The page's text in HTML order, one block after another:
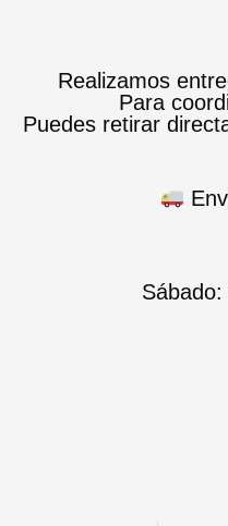
Realizamos
Para
Puedes retirar